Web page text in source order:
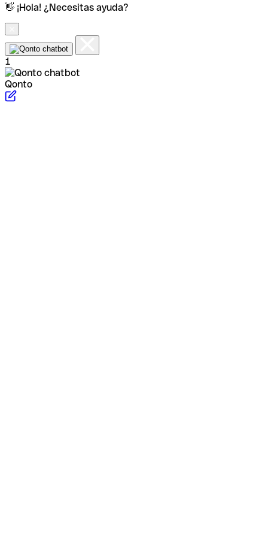
👋 ¡Hola! ¿Necesitas ayuda?
1
Qonto